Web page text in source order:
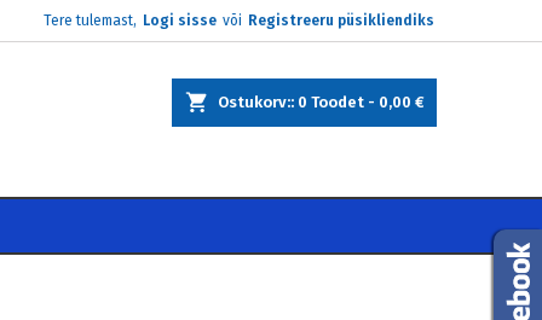
Tere tulemast, Logi sisse või Registreeru püsikliendiks
Ostukorv: 0 Toodet - 0,00 €